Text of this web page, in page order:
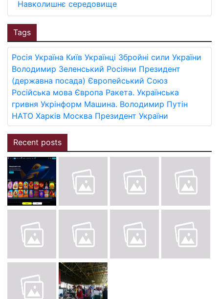
Навколишнє середовище
Tags
Росія Україна Київ Українці Збройні сили України
Володимир Зеленський Росіяни Президент
(державна посада) Європейський Союз
Російська мова Європа Ракета. Українська
гривня Укрінформ Машина. Володимир Путін
НАТО Харків Москва Президент України
Recent posts